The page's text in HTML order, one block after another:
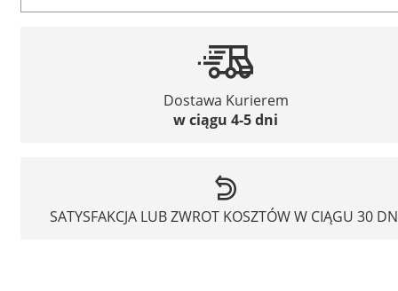
Dostawa Kurierem
w ciągu 4-5 dni
SATYSFAKCJA LUB ZWROT KOSZTÓW W CIĄGU 30